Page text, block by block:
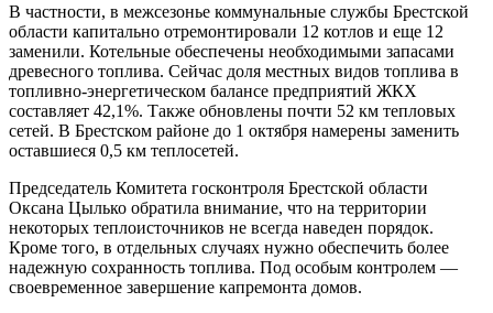
В частности, в межсезонье коммунальные службы Брестской
области капитально отремонтировали 12 котлов и еще 12
заменили. Котельные обеспечены необходимыми запасами
древесного топлива. Сейчас доля местных видов топлива в
топливно-энергетическом балансе предприятий ЖКХ
составляет 42,1%. Также обновлены почти 52 км тепловых
сетей. В Брестском районе до 1 октября намерены заменить
оставшиеся 0,5 км теплосетей.
Председатель Комитета госконтроля Брестской области
Оксана Цылько обратила внимание, что на территории
некоторых теплоисточников не всегда наведен порядок.
Кроме того, в отдельных случаях нужно обеспечить более
надежную сохранность топлива. Под особым контролем —
своевременное завершение капремонта домов.